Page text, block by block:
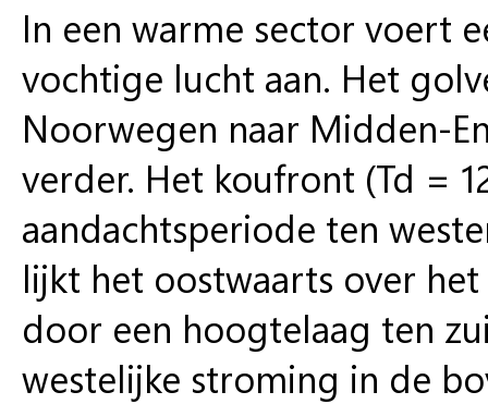
In een warme sector voert
vochtige lucht aan. Het
Noorwegen naar Midden-
verder. Het koufront (Td =
aandachtsperiode ten
lijkt het oostwaarts over
door een hoogtelaag ten
westelijke stroming in de